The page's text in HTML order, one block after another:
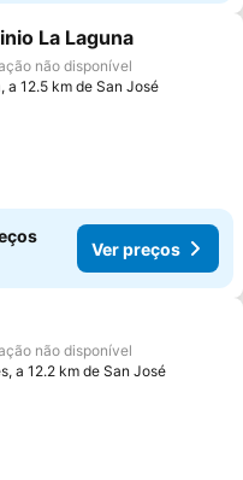
aos favoritos
La Laguna
não disponível
a 12.5 km de San José
Ver preços
aos favoritos
não disponível
a 12.2 km de San José